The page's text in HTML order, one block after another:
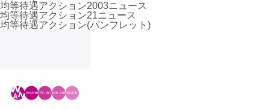
均等待遇アクション2003ニュース
均等待遇アクション21ニュース
均等待遇アクション(パンフレット)